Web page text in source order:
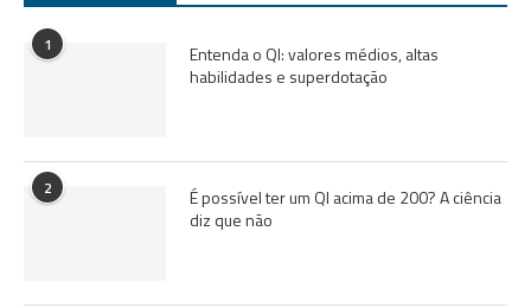
1
Entenda o QI: valores médios, altas
habilidades e superdotação
2
É possível ter um QI acima de 200? A ciência
diz que não